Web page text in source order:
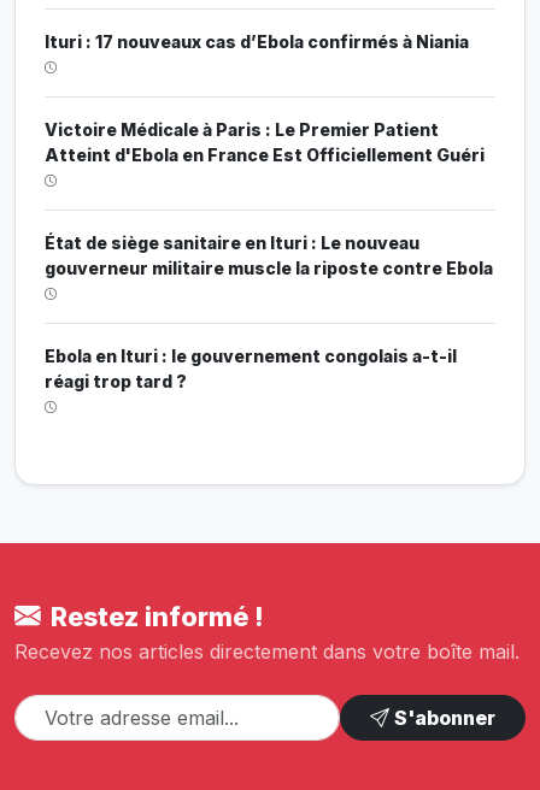
Ituri : 17 nouveaux cas d’Ebola confirmés à Niania
Victoire Médicale à Paris : Le Premier Patient
Atteint d'Ebola en France Est Officiellement Guéri
État de siège sanitaire en Ituri : Le nouveau
gouverneur militaire muscle la riposte contre Ebola
Ebola en Ituri : le gouvernement congolais a-t-il
réagi trop tard ?
Restez informé !
Recevez nos articles directement dans votre boîte mail.
S'abonner